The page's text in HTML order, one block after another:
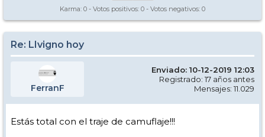
Karma: 0 - Votos positivos: 0 - Votos negativos: 0
Re: LIvigno hoy
FerranF
Enviado: 10-12-2019 12:03
Registrado: 17 años antes
Mensajes: 11.029
Estás total con el traje de camuflaje!!!